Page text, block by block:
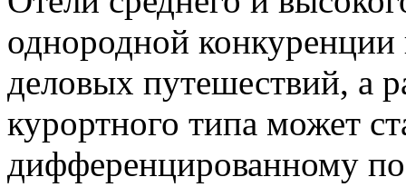
однородной
деловых путешествий, а
курортного типа может
дифференцированному